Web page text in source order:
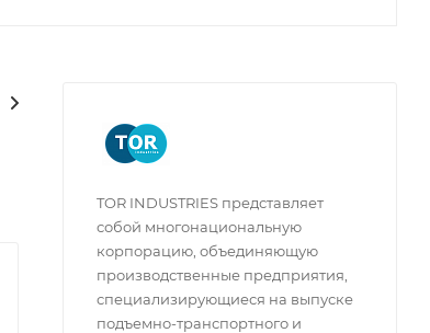
ГАРАНТИЯ И СЕРВИС
TOR INDUSTRIES представляет
собой многонациональную
корпорацию, объединяющую
производственные предприятия,
специализирующиеся на выпуске
подъемно-транспортного и